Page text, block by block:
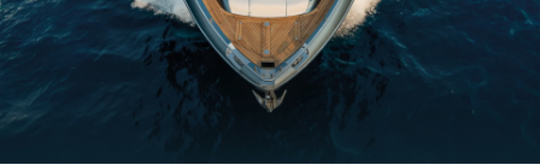
Déplacement en charge
57700 [kg]
Carburant
5600 [l]